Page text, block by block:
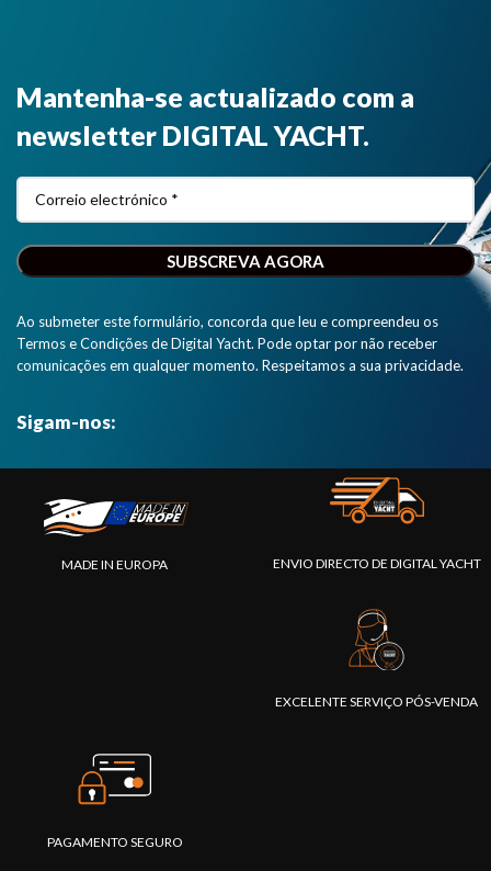
em
tablets, iPads
com todos
transcetores
Mantenha-se actualizado com a
newsletter DIGITAL YACHT.
Ao submeter este formulário, concorda que leu e compreendeu os
Termos e Condições de Digital Yacht. Pode optar por não receber
comunicações em qualquer momento. Respeitamos a sua privacidade.
Sigam-nos:
MADE IN EUROPA ENVIO DIRECTO DE DIGITAL YACHT
EXCELENTE SERVIÇO PÓS-VENDA
PAGAMENTO SEGURO